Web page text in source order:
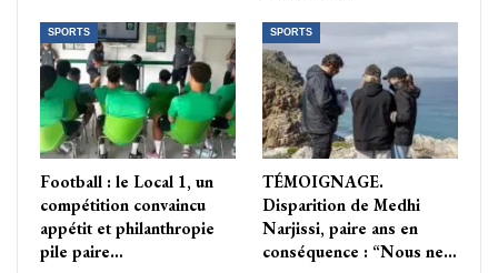
SPORTS
Football : le Local 1, un
compétition convaincu
appétit et philanthropie
pile paire…
SPORTS
TÉMOIGNAGE.
Disparition de Medhi
Narjissi, paire ans en
conséquence : “Nous ne…